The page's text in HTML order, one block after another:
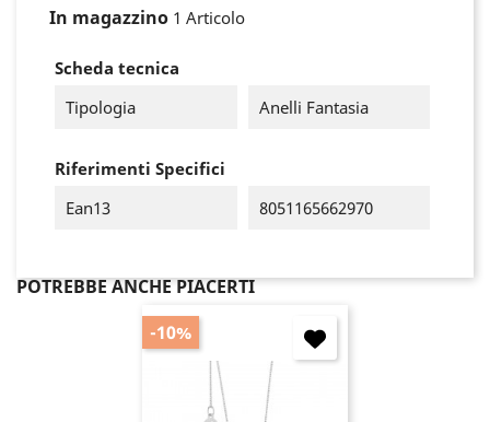
In magazzino 1 Articolo
Scheda tecnica
Tipologia
Anelli Fantasia
Riferimenti Specifici
Ean13
8051165662970
POTREBBE ANCHE PIACERTI
-10%